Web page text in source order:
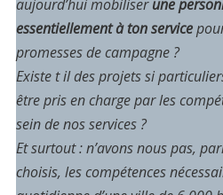
aujourd’hui mobiliserune
essentiellement à ton service
promesses de campagne ?
Existe t il des projets si
être pris en charge par les
sein de nos services ?
Et surtout : n’avons nous pas,
choisis, les compétences